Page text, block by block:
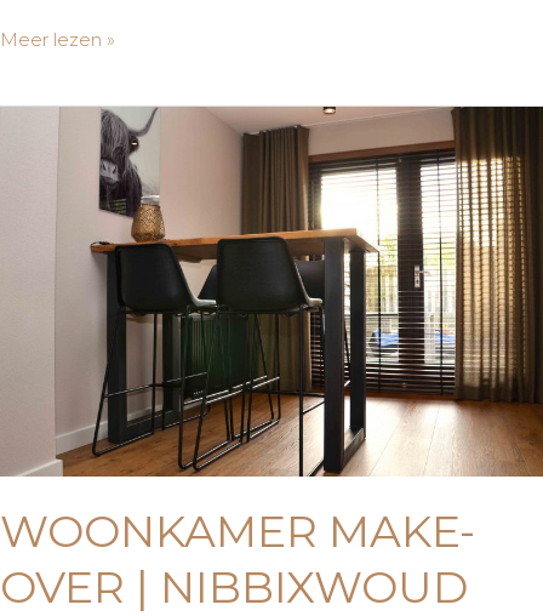
Meer lezen »
WOONKAMER MAKE-
OVER | NIBBIXWOUD
Woonkamer
Nibbixwoud